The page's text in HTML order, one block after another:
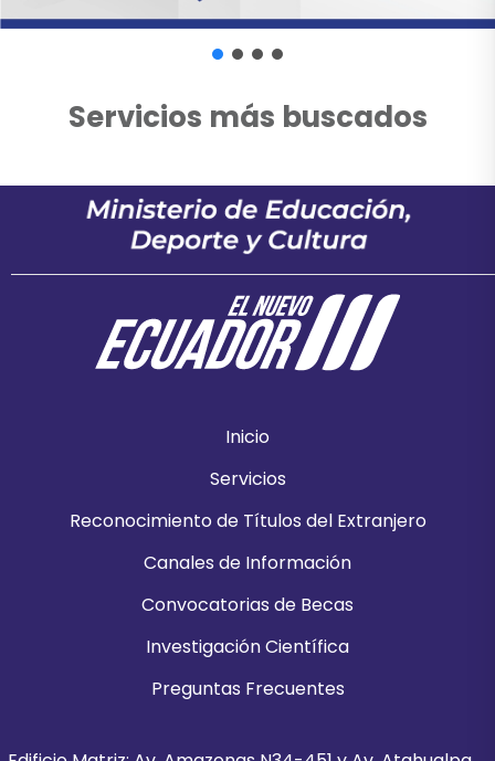
Servicios más buscados
Inicio
Servicios
Reconocimiento de Títulos del Extranjero
Canales de Información
Convocatorias de Becas
Investigación Científica
Preguntas Frecuentes